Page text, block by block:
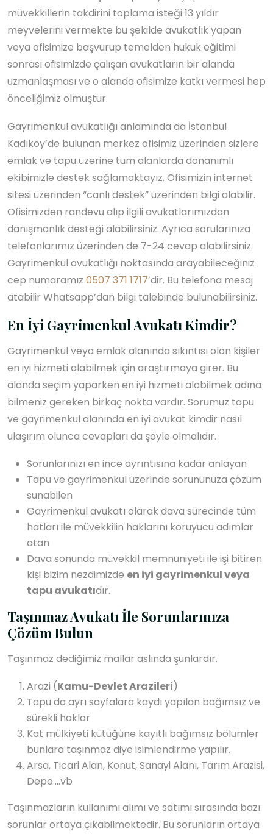
müvekkillerin takdirini toplama isteği 13 yıldır
meyvelerini vermekte bu şekilde avukatlık yapan
veya ofisimize başvurup temelden hukuk eğitimi
sonrası ofisimizde çalışan avukatların bir alanda
uzmanlaşması ve o alanda ofisimize katkı vermesi hep
önceliğimiz olmuştur.
Gayrimenkul avukatlığı anlamında da İstanbul
Kadıköy’de bulunan merkez ofisimiz üzerinden sizlere
emlak ve tapu üzerine tüm alanlarda donanımlı
ekibimizle destek sağlamaktayız. Ofisimizin internet
sitesi üzerinden “canlı destek” üzerinden bilgi alabilir.
Ofisimizden randevu alıp ilgili avukatlarımızdan
danışmanlık desteği alabilirsiniz. Ayrıca sorularınıza
telefonlarımız üzerinden de 7-24 cevap alabilirsiniz.
Gayrimenkul avukatlığı noktasında arayabileceğiniz
cep numaramız 0507 371 1717’dir. Bu telefona mesaj
atabilir Whatsapp’dan bilgi talebinde bulunabilirsiniz.
En İyi Gayrimenkul Avukatı Kimdir?
Gayrimenkul veya emlak alanında sıkıntısı olan kişiler
en iyi hizmeti alabilmek için araştırmaya girer. Bu
alanda seçim yaparken en iyi hizmeti alabilmek adına
bilmeniz gereken birkaç nokta vardır. Sorumuz tapu
ve gayrimenkul alanında en iyi avukat kimdir nasıl
ulaşırım olunca cevapları da şöyle olmalıdır.
Sorunlarınızı en ince ayrıntısına kadar anlayan
Tapu ve gayrimenkul üzerinde sorununuza çözüm
sunabilen
Gayrimenkul avukatı olarak dava sürecinde tüm
hatları ile müvekkilin haklarını koruyucu adımlar
atan
Dava sonunda müvekkil memnuniyeti ile işi bitiren
kişi bizim nezdimizde en iyi gayrimenkul veya
tapu avukatıdır.
Taşınmaz Avukatı İle Sorunlarınıza
Çözüm Bulun
Taşınmaz dediğimiz mallar aslında şunlardır.
Arazi (Kamu-Devlet Arazileri)
Tapu da ayrı sayfalara kaydı yapılan bağımsız ve
sürekli haklar
Kat mülkiyeti kütüğüne kayıtlı bağımsız bölümler
bunlara taşınmaz diye isimlendirme yapılır.
Arsa, Ticari Alan, Konut, Sanayi Alanı, Tarım Arazisi,
Depo….vb
Taşınmazların kullanımı alımı ve satımı sırasında bazı
sorunlar ortaya çıkabilmektedir. Bu sorunların ortaya